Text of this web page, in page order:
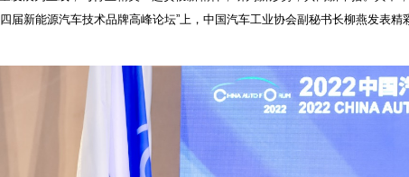
届新能源汽车技术品牌高峰论坛”上，中国汽车工业协会副秘书长柳燕发表